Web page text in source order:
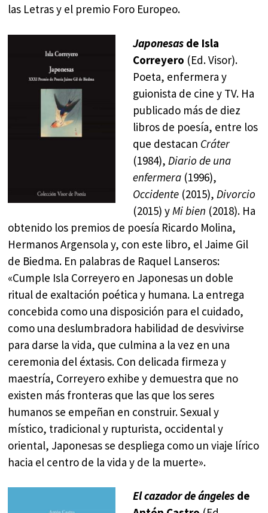
las Letras y el premio Foro Europeo.
Japonesasde Isla
Correyero (Ed. Visor).
Poeta, enfermera y
guionista de cine y TV. Ha
publicado más de diez
libros de poesía, entre los
que destacan Cráter
(1984), Diario de una
enfermera(1996),
Occidente(2015), Divorcio
(2015) yMi bien (2018). Ha
obtenido los premios de poesía Ricardo Molina,
Hermanos Argensola y, con este libro, el Jaime Gil
de Biedma. En palabras de Raquel Lanseros:
«Cumple Isla Correyero en Japonesas un doble
ritual de exaltación poética y humana. La entrega
concebida como una disposición para el cuidado,
como una deslumbradora habilidad de desvivirse
para darse la vida, que culmina a la vez en una
ceremonia del éxtasis. Con delicada firmeza y
maestría, Correyero exhibe y demuestra que no
existen más fronteras que las que los seres
humanos se empeñan en construir. Sexual y
místico, tradicional y rupturista, occidental y
oriental, Japonesas se despliega como un viaje lírico
hacia el centro de la vida y de la muerte».
El cazador de ángelesde